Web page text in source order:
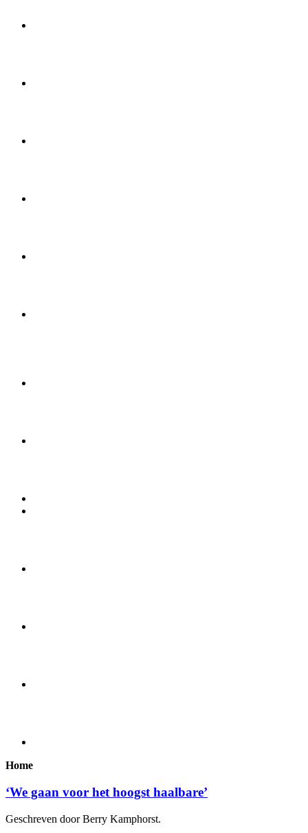
Home
‘We gaan voor het hoogst haalbare’
Geschreven door Berry Kamphorst.